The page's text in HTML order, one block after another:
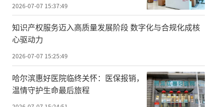
2026-07-07 15:37:49
知识产权服务迈入高质量发展阶段 数字化与合规化成核
心驱动力
2026-07-07 15:25:49
哈尔滨惠好医院临终关怀：医保报销，
温情守护生命最后旅程